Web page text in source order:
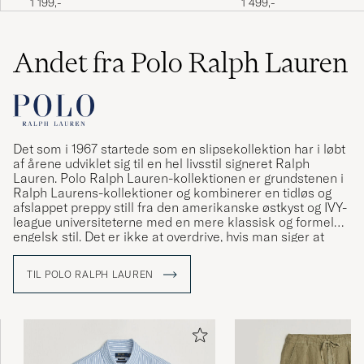
Buksen var alt for liten. Jeg har flere andre
merker i samme størrelse som passer helt
fint.
ANDRÉ B KØBTE PÅ CAREOFCARL.NO
tolle Hose. schnell geliefert
IGOR P KØBTE PÅ CAREOFCARL.DE
TORBJÖRN A KØBTE PÅ CAREOFCARL.SE
Andet fra Polo Ralph Lauren
Det som i 1967 startede som en slipsekollektion har i løbt
af årene udviklet sig til en hel livsstil signeret Ralph
Lauren. Polo Ralph Lauren-kollektionen er grundstenen i
Ralph Laurens-kollektioner og kombinerer en tidløs og
afslappet preppy still fra den amerikanske østkyst og IVY-
league universiteterne med en mere klassisk og formel
engelsk stil. Det er ikke at overdrive, hvis man siger at
Ralph Lauren har været med til at definere den
TIL POLO RALPH LAUREN